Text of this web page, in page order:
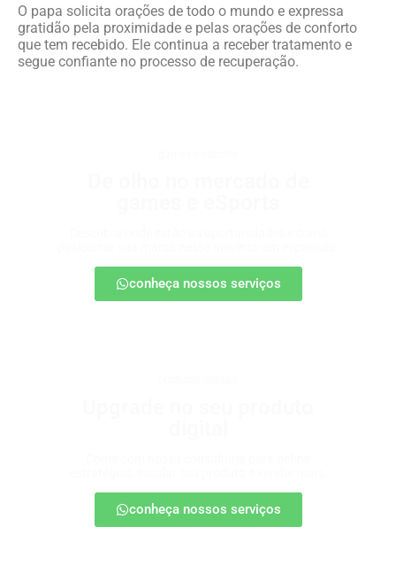
O papa solicita orações de todo o mundo e expressa
gratidão pela proximidade e pelas orações de conforto
que tem recebido. Ele continua a receber tratamento e
segue confiante no processo de recuperação.
conheça nossos serviços
conheça nossos serviços